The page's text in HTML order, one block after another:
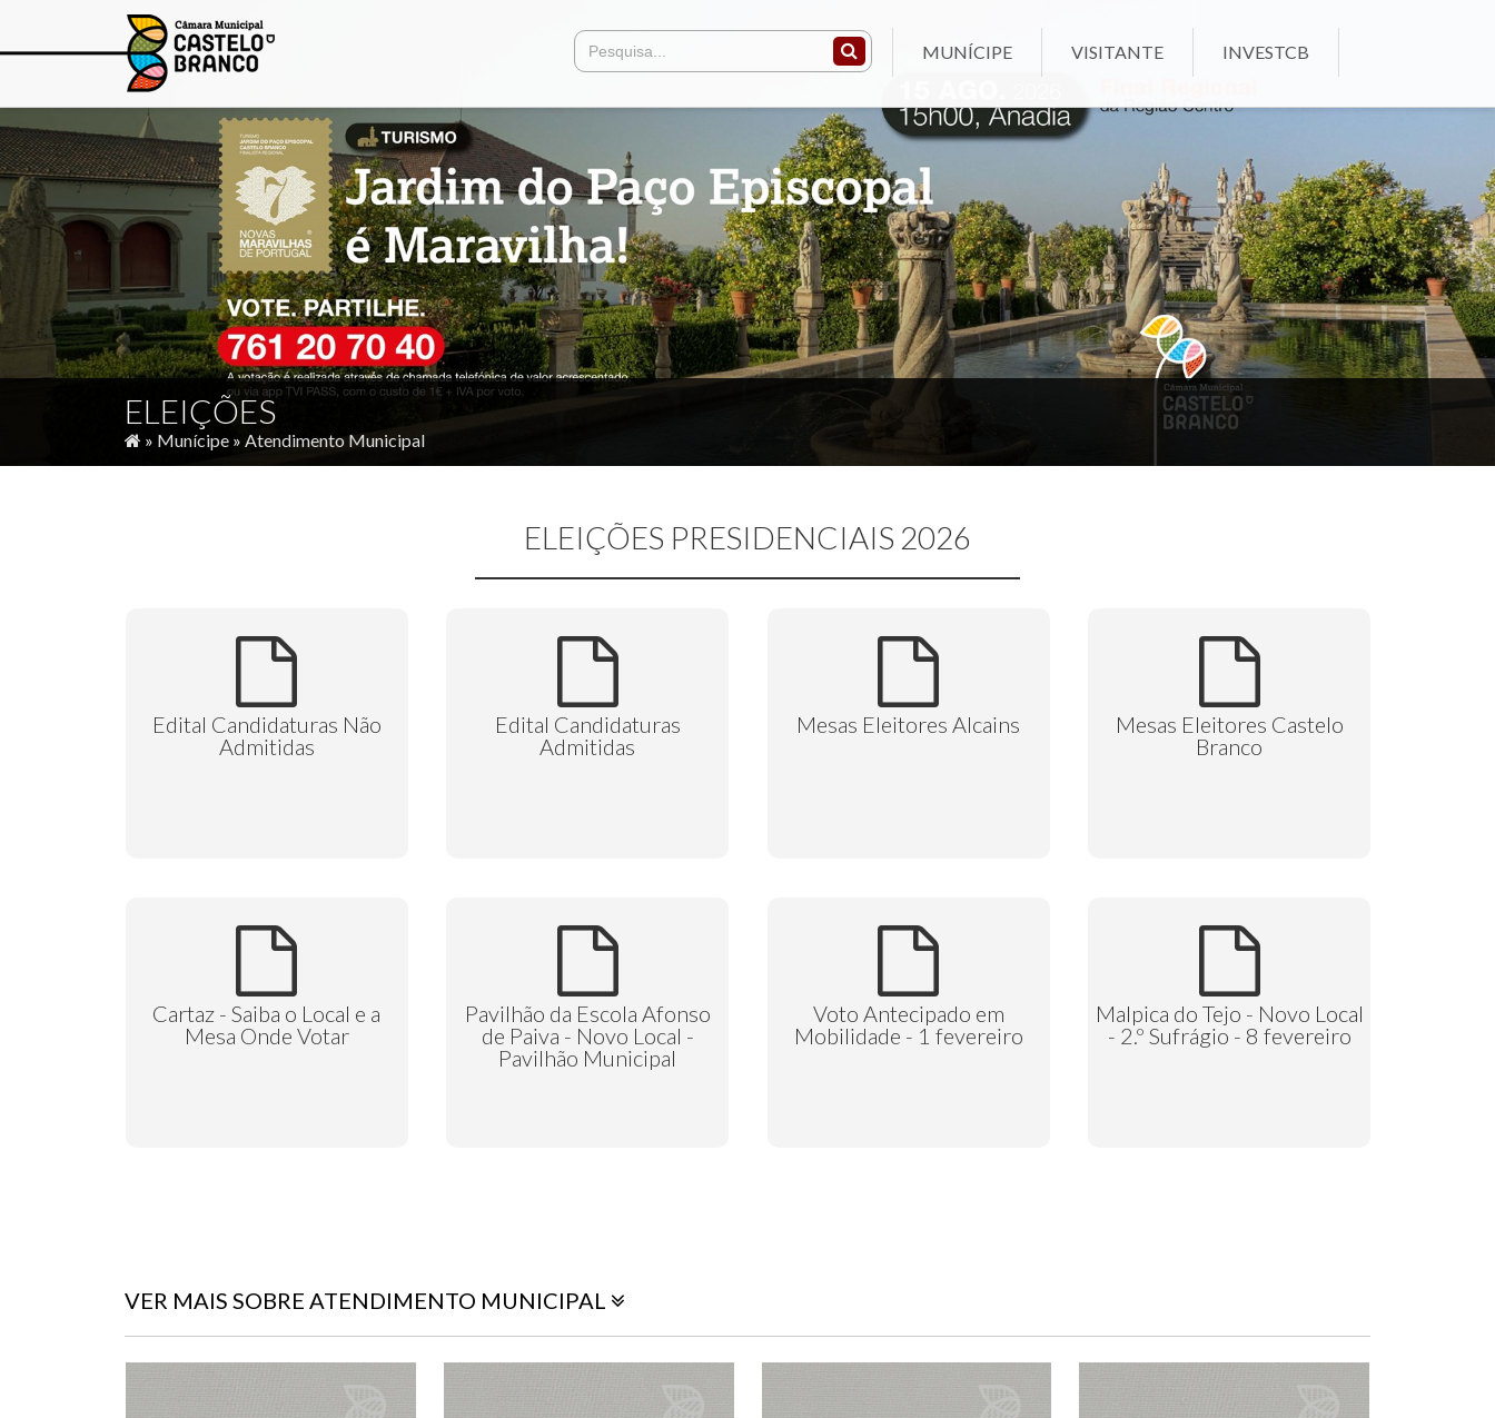
MUNÍCIPE VISITANTE INVESTCB
ELEIÇÕES
» Munícipe » Atendimento Municipal
ELEIÇÕES PRESIDENCIAIS 2026
Edital Candidaturas Não
Admitidas
Edital Candidaturas
Admitidas
Mesas Eleitores Alcains
Mesas Eleitores Castelo
Branco
Cartaz - Saiba o Local e a
Mesa Onde Votar
Pavilhão da Escola Afonso
de Paiva - Novo Local -
Pavilhão Municipal
Voto Antecipado em
Mobilidade - 1 fevereiro
Malpica do Tejo - Novo Local
- 2.º Sufrágio - 8 fevereiro
VER MAIS SOBRE ATENDIMENTO MUNICIPAL